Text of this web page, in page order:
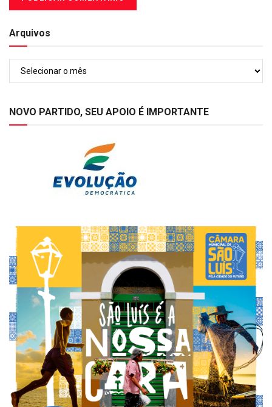
Arquivos
NOVO PARTIDO, SEU APOIO É IMPORTANTE